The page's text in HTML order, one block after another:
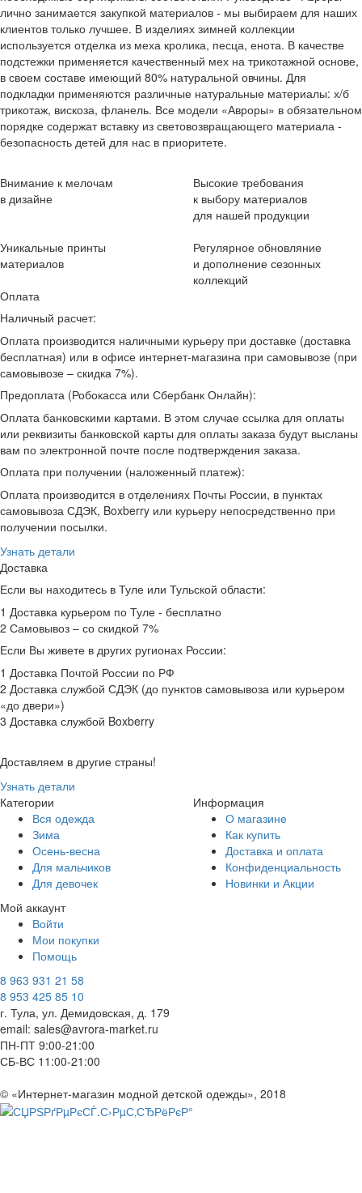
лично занимается закупкой материалов - мы выбираем для наших
клиентов только лучшее. В изделиях зимней коллекции
используется отделка из меха кролика, песца, енота. В качестве
подстежки применяется качественный мех на трикотажной основе,
в своем составе имеющий 80% натуральной овчины. Для
подкладки применяются различные натуральные материалы: х/б
трикотаж, вискоза, фланель. Все модели «Авроры» в обязательном
порядке содержат вставку из световозвращающего материала -
безопасность детей для нас в приоритете.
Внимание к мелочам
в дизайне
Высокие требования
к выбору материалов
для нашей продукции
Уникальные принты
материалов
Регулярное обновляние
и дополнение сезонных
коллекций
Оплата
Наличный расчет:
Оплата производится наличными курьеру при доставке (доставка
бесплатная) или в офисе интернет-магазина при самовывозе (при
самовывозе – скидка 7%).
Предоплата (Робокасса или Сбербанк Онлайн):
Оплата банковскими картами. В этом случае ссылка для оплаты
или реквизиты банковской карты для оплаты заказа будут высланы
вам по электронной почте после подтверждения заказа.
Оплата при получении (наложенный платеж):
Оплата производится в отделениях Почты России, в пунктах
самовывоза СДЭК, Boxberry или курьеру непосредственно при
получении посылки.
Узнать детали
Доставка
Если вы находитесь в Туле или Тульской области:
1 Доставка курьером по Туле - бесплатно
2 Самовывоз – со скидкой 7%
Если Вы живете в других ругионах России:
1 Доставка Почтой России по РФ
2 Доставка службой СДЭК (до пунктов самовывоза или курьером
«до двери»)
3 Доставка службой Boxberry
Доставляем в другие страны!
Узнать детали
Категории
Вся одежда
Зима
Осень-весна
Для мальчиков
Для девочек
Информация
О магазине
Как купить
Доставка и оплата
Конфиденциальность
Новинки и Акции
Мой аккаунт
Войти
Мои покупки
Помощь
8 963 931 21 58
8 953 425 85 10
г. Тула, ул. Демидовская, д. 179
email: sales@avrora-market.ru
ПН-ПТ 9:00-21:00
СБ-ВС 11:00-21:00
© «Интернет-магазин модной детской одежды», 2018